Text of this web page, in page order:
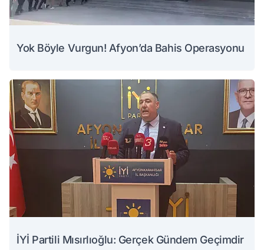
Yok Böyle Vurgun! Afyon’da Bahis Operasyonu
İYİ Partili Mısırlıoğlu: Gerçek Gündem Geçimdir